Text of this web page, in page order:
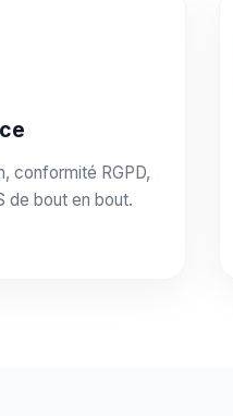
conformité RGPD,
de bout en bout.